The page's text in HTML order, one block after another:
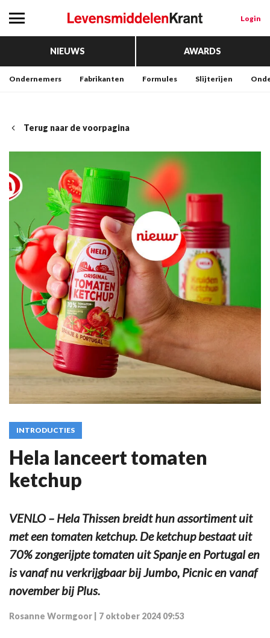
Login
NIEUWS AWARDS
Ondernemers Fabrikanten Formules Slijterijen
Terug naar de voorpagina
INTRODUCTIES
Hela lanceert tomaten
ketchup
VENLO – Hela Thissen breidt hun assortiment uit
met een tomaten ketchup. De ketchup bestaat uit
70% zongerijpte tomaten uit Spanje en Portugal en
is vanaf nu verkrijgbaar bij Jumbo, Picnic en vanaf
november bij Plus.
Rosanne Wormgoor 7 oktober 2024 09:53